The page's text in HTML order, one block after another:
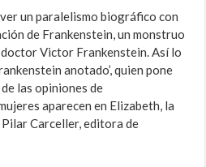
un paralelismo biográfico con
de Frankenstein, un monstruo
doctor Victor Frankenstein. Así lo
anotado’, quien pone
las opiniones de
aparecen en Elizabeth, la
Carceller, editora de